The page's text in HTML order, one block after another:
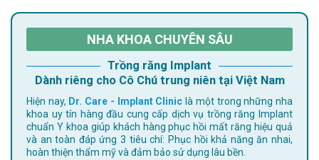
NHA KHOA CHUYÊN SÂU
Trồng răng Implant
Dành riêng cho Cô Chú trung niên tại Việt Nam
Hiện nay, Dr. Care - Implant Clinic là một trong những nha
khoa uy tín hàng đầu cung cấp dịch vụ trồng răng Implant
chuẩn Y khoa giúp khách hàng phục hồi mất răng hiệu quả
và an toàn đáp ứng 3 tiêu chí: Phục hồi khả năng ăn nhai,
hoàn thiện thẩm mỹ và đảm bảo sử dụng lâu bền.